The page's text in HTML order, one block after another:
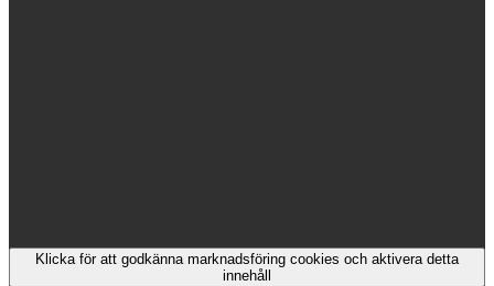
Klicka för att godkänna marknadsföring cookies och aktivera detta
innehåll